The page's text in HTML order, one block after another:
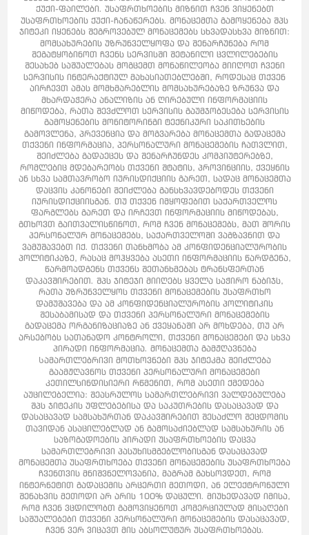
ქუქი-ფაილები. უსაფრთხოების მიზნით ჩვენ ვიყენებთ
უსაფრთხოების ქუქი-ჩანაწერებს. მონაცემთა გამოყენება შპს
ჯიტეკი იყენებს შეგროვებულ მონაცემებს სხვადასხვა მიზნით:
მომსახურების უზრუნველყოფა და შენარჩუნება რომ
შეგატყობინოთ ჩვენს სერვისში შეტანილი ცვლილებების
შესახებ საშუალებას მოგცემთ მონაწილეობა მიიღოთ ჩვენი
სერვისის ინტერაქტიულ მახასიათებლებში, როდესაც თქვენ
აირჩევთ ამას მომხმარებლის მომსახურებაზე ზრუნვა და
მხარდაჭერა ანალიზის ან ღირებული ინფორმაციის
მიწოდება, რათა შევძლოთ სერვისის გაუმჯობესება სერვისის
გამოყენების მონიტორინგი ტექნიკური საკითხების
გამოვლენა, პრევენცია და მოგვარება მონაცემთა გადაცემა
თქვენი ინფორმაცია, პერსონალური მონაცემების ჩათვლით,
შეიძლება გადაეცეს და შენარჩუნდეს კომპიუტერებზე,
რომლებიც მდებარეობს თქვენი შტატის, პროვინციის, ქვეყნის
ან სხვა სამთავრობო იურისდიქციის გარეთ, სადაც მონაცემთა
დაცვის კანონები შეიძლება განსხვავდებოდეს თქვენი
იურისდიქციისგან. თუ თქვენ იმყოფებით საქართველოს
ფარგლებს გარეთ და ირჩევთ ინფორმაციის მიწოდებას,
გთხოვთ გაითვალისწინოთ, რომ ჩვენ მონაცემებს, მათ შორის
პერსონალურ მონაცემებს, საქართველოში ვაგზავნით და
ვამუშავებთ იქ. თქვენი თანხმობა ამ კონფიდენციალურობის
პოლიტიკაზე, რასაც მოჰყვება ასეთი ინფორმაციის წარდგენა,
წარმოადგენს თქვენს შეთანხმებას ტრანსფერთან
დაკავშირებით. შპს ჯიტეჯი მიიღებს ყველა საჭირო ნაბიჯს,
რათა უზრუნველყოს თქვენი მონაცემების უსაფრთხო
დამუშავება და ამ კონფიდენციალურობის პოლიტიკის
შესაბამისად და თქვენი პერსონალური მონაცემების
გადაცემა ორგანიზაციაზე ან ქვეყანაში არ მოხდება, თუ არ
არსებობს სათანადო კონტროლი, თქვენი მონაცემები და სხვა
პირადი ინფორმაცია. მონაცემთა გამჟღავნება
Სამართლებრივი მოთხოვნები შპს ჯიტეკმა შეიძლება
გაამჟღავნოს თქვენი პერსონალური მონაცემები
კეთილსინდისიერი რწმენით, რომ ასეთი ქმედება
აუცილებელია: შეასრულოს სამართლებრივი ვალდებულება
შპს ჯიტეკის უფლებებისა და საკუთრების დასაცავად და
დასაცავად სამსახურთან დაკავშირებით შესაძლო შეცდომის
თავიდან ასაცილებლად ან გამოსაძიებლად სამსახურის ან
საზოგადოების პირადი უსაფრთხოების დაცვა
სამართლებრივი პასუხისმგებლობისგან დასაცავად
მონაცემთა უსაფრთხოება თქვენი მონაცემების უსაფრთხოება
ჩვენთვის მნიშვნელოვანია, მაგრამ გახსოვდეთ, რომ
ინტერნეტით გადაცემის არცერთი მეთოდი, ან ელექტრონული
შენახვის მეთოდი არ არის 100% დაცული. მიუხედავად იმისა,
რომ ჩვენ ვცდილობთ გამოვიყენოთ კომერციულად მისაღები
საშუალებები თქვენი პერსონალური მონაცემების დასაცავად,
ჩვენ ვერ ვიცავთ მის აბსოლუტურ უსაფრთხოებას.